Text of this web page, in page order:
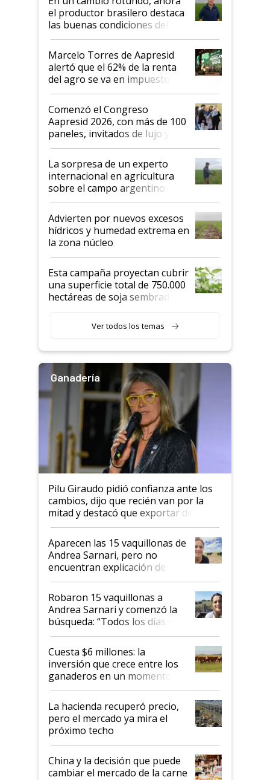
sistema productivo"
el productor brasilero destaca
las buenas condiciones del
agro argentino para invertir:
"Los veo más motivados"
Marcelo Torres de Aapresid
alertó que el 62% de la renta
del agro se va en impuestos:
"No es bueno que en
Argentina se sigan discutiendo
las mismas cosas de hace 50
años"
Comenzó el Congreso
Aapresid 2026, con más de 100
paneles, invitados de lujo y
todas las tendencias
La sorpresa de un experto
internacional en agricultura
sobre el campo argentino:
"Estoy muy impresionado"
Advierten por nuevos excesos
hídricos y humedad extrema en
la zona núcleo
Esta campaña proyectan cubrir
una superficie total de 750.000
hectáreas de soja sembradas
variedades que marcan un
salto tecnológico en genética y
Ver todos los temas
Ganadería
Pilu Giraudo pidió confianza ante los
cambios, dijo que recién van por la
mitad y destacó que exportar dejó de
ser "para unos pocos": "Tenemos un
mandato muy claro del gobierno
nacional"
Aparecen las 15 vaquillonas de
Andrea Sarnari, pero no
encuentran explicación de
cómo llegaron allí
Robaron 15 vaquillonas a
Andrea Sarnari y comenzó la
búsqueda: “Todos los días le
toca a algún productor”
Cuesta $6 millones: la
inversión que crece entre los
ganaderos en un momento
histórico para la actividad
La hacienda recuperó precio,
pero el mercado ya mira el
próximo techo
China y la decisión que puede
cambiar el mercado de la carne